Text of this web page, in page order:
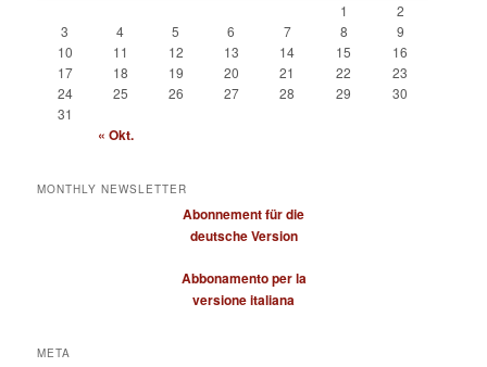
1
2
3
4 5 6 7 8
9
10
11 12 13 14 15
16
17
18 19 20 21 22
23
24
25 26 27 28 29
30
31
« Okt.
MONTHLY NEWSLETTER
Abonnement für die
deutsche Version
Abbonamento per la
versione italiana
META